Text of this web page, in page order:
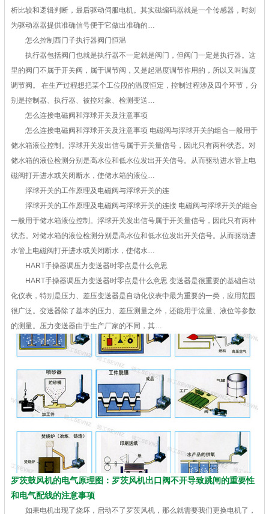
析比较和逻辑判断，最后驱动伺服电机。其实磁编码器就是一个传感器，时刻
为驱动器器提供准确信号便于它做出准确的…
怎么控制西门子执行器阀门恒温
执行器包括阀门也就是执行器不一定就是阀门，但阀门一定是执行器。这
里的阀门不属于开关阀，属于调节阀，又是起温度调节作用的，所以又叫温度
调节阀。 在生产过程想把某个工位段的温度恒定，控制过程涉及四个环节，分
别是控制器、执行器、被控对象、检测变送…
怎么连接电磁阀和浮球开关及注意事项
怎么连接电磁阀和浮球开关及注意事项 电磁阀与浮球开关的组合一般用于
储水箱液位控制。浮球开关发出信号属于开关量信号，因此只有两种状态。对
储水箱的液位检测分别是高水位和低水位发出开关信号。从而驱动进水管上电
磁阀打开进水或关闭断水，使储水箱的液位…
浮球开关的工作原理及电磁阀与浮球开关的连
浮球开关的工作原理及电磁阀与浮球开关的连接 电磁阀与浮球开关的组合
一般用于储水箱液位控制。浮球开关发出信号属于开关量信号，因此只有两种
状态。对储水箱的液位检测分别是高水位和低水位发出开关信号。从而驱动进
水管上电磁阀打开进水或关闭断水，使储水…
HART手操器调压力变送器时零点是什么意思
HART手操器调压力变送器时零点是什么意思 变送器是很重要的基础自动
化仪表，特别是压力、差压变送器是自动化仪表中最为重要的一类，应用范围
很广泛。变送器除了基本的压力、差压测量之外，还能用于流量、液位等参数
的测量。压力变送器由于生产厂家的不同，其…
罗茨鼓风机的电气原理图：罗茨风机出口阀不开导致跳闸的重要性
和电气配线的注意事项
如果电机出现了烧坏，启动不了罗茨风机，那么就需要我们更换电机了，